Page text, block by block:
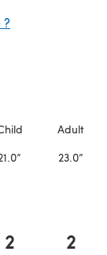
Adult
23.0”
2 2